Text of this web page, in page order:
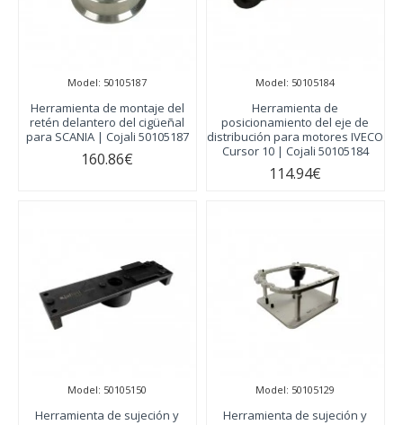
Model: 50105187
Herramienta de montaje del
retén delantero del cigüeñal
para SCANIA | Cojali 50105187
160.86€
Model: 50105184
Herramienta de
posicionamiento del eje de
distribución para motores IVECO
Cursor 10 | Cojali 50105184
114.94€
Model: 50105150
Herramienta de sujeción y
Model: 50105129
Herramienta de sujeción y